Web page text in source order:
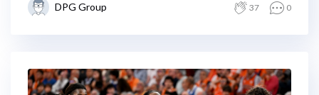
DPG Group 37 0